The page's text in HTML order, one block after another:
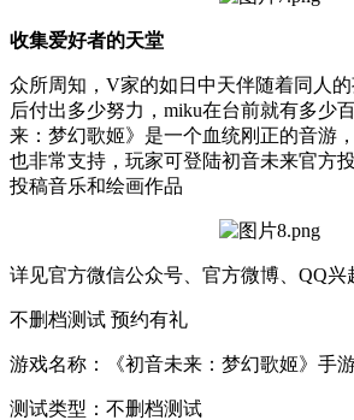
收集爱好者的天堂
众所周知，V家的如日中天伴随着同人
后付出多少努力，miku在台前就有多少
来：梦幻歌姬》是一个血统刚正的音游
也非常支持，玩家可登陆初音未来官方
投稿音乐和绘画作品
详见官方微信公众号、官方微博、QQ兴
不删档测试 预约有礼
游戏名称：《初音未来：梦幻歌姬》手
测试类型：不删档测试